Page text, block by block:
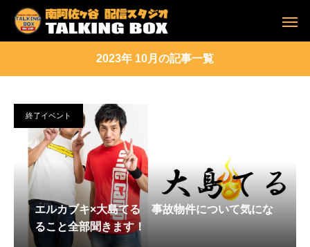
2023年 10月の記事一覧
終了イベント
エルカブキ×大島てる 事故物件について気にな
ること全部聞きます！